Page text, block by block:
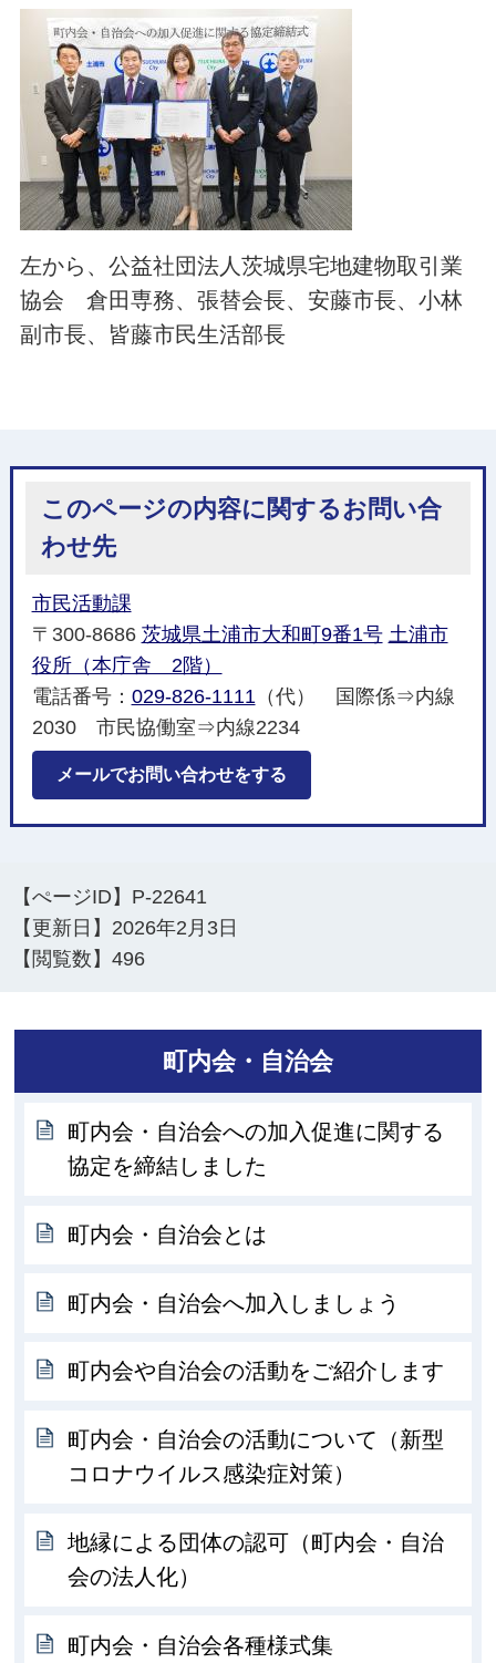
左から、公益社団法人茨城県宅地建物取引業
協会 倉田専務、張替会長、安藤市長、小林
副市長、皆藤市民生活部長
このページの内容に関するお問い合
わせ先
市民活動課
〒300-8686 茨城県土浦市大和町9番1号 土浦市
役所（本庁舎 2階）
電話番号： 029-826-1111 （代） 国際係⇒内線
2030 市民協働室⇒内線2234
メールでお問い合わせをする
【ぺージID】 P-22641
【更新日】 2026年2月3日
【閲覧数】496
町内会・自治会
町内会・自治会への加入促進に関する
協定を締結しました
町内会・自治会とは
町内会・自治会へ加入しましょう
町内会や自治会の活動をご紹介します
町内会・自治会の活動について（新型
コロナウイルス感染症対策）
地縁による団体の認可（町内会・自治
会の法人化）
町内会・自治会各種様式集